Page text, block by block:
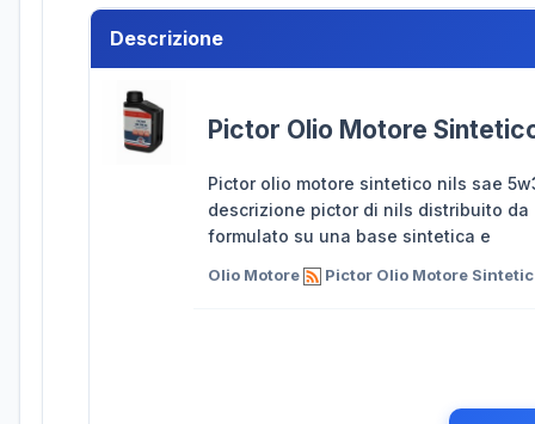
Descrizione
Pictor Olio Motore
Pictor olio motore sintetico nils sae
descrizione pictor di nils distribuito
formulato su una base sintetica e
Olio Motore Pictor Olio Motore